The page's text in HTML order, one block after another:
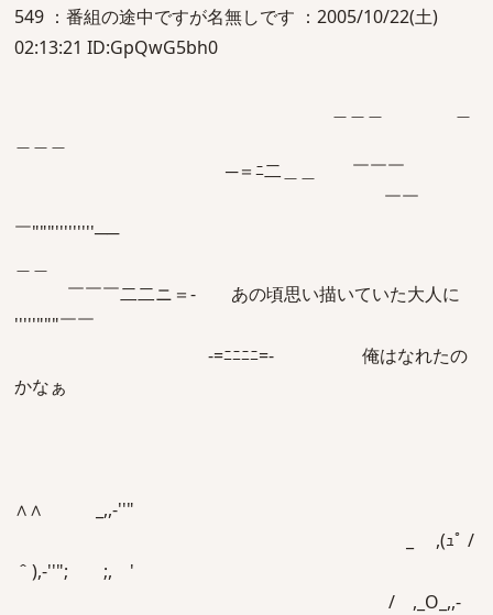
549 ：番組の途中ですが名無しです ：2005/10/22(土)
02:13:21 ID:GpQwG5bh0
─＝ﾆ二＿＿ ￣￣￣
￣￣
￣"""'''''''''──
￣￣￣二二ニ＝- あの頃思い描いていた大人に
'''''"""￣￣
-=ﾆﾆﾆﾆ=- 俺はなれたの
かなぁ
∧∧ _,,-''"
_ ,(ｭﾟ /
＾),-''"; ;, '
/ ,_O_,,-